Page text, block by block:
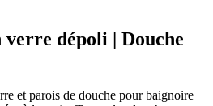
verre dépoli | Douche
et parois de douche pour baignoire